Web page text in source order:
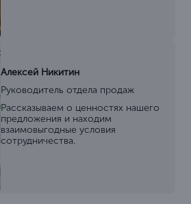
Алексей Никитин
Руководитель отдела продаж
Рассказываем о ценностях нашего
предложения и находим
взаимовыгодные условия
сотрудничества.